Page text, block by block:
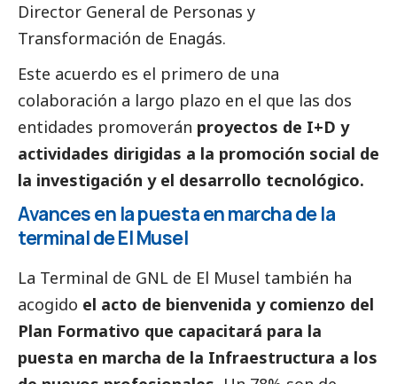
Director General de Personas y
Transformación de Enagás.
Este acuerdo es el primero de una
colaboración a largo plazo en el que las dos
entidades promoverán proyectos de I+D y
actividades dirigidas a la promoción social de
la investigación y el desarrollo tecnológico.
Avances en la puesta en marcha de la
terminal de El Musel
La Terminal de GNL de El Musel también ha
acogido el acto de bienvenida y comienzo del
Plan Formativo que capacitará para la
puesta en marcha de la Infraestructura a los